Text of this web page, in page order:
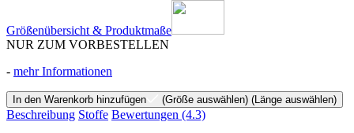
Größenübersicht & Produktmaße
NUR ZUM VORBESTELLEN
- mehr Informationen
In den Warenkorb hinzufügen (Größe auswählen) (Länge auswählen)
Beschreibung Stoffe Bewertungen (4.3)